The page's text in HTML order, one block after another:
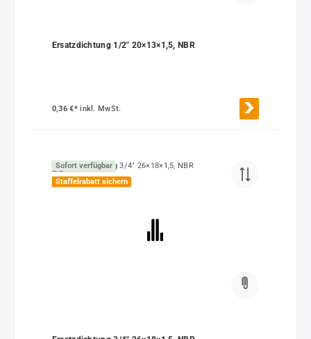
Ersatzdichtung 1/2" 20×13×1,5, NBR
0,36 €*inkl. MwSt.
Sofort verfügbar
Staffelrabatt sichern